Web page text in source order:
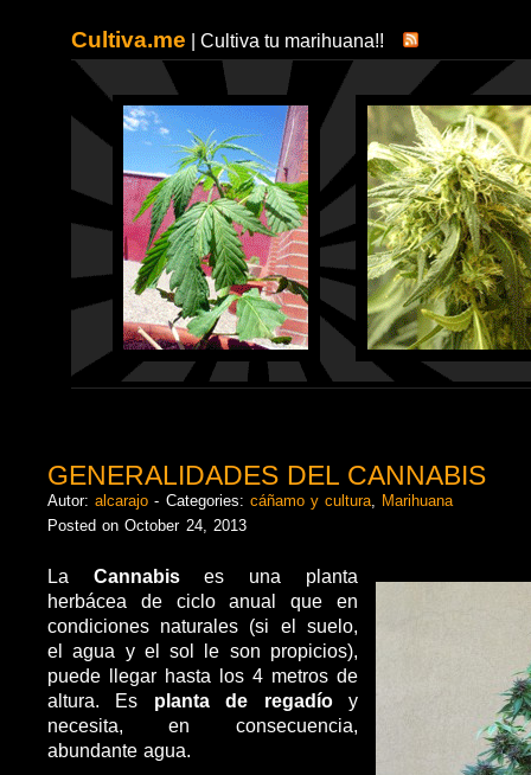
Cultiva.me | Cultiva tu marihuana!!
GENERALIDADES DEL CANNABIS
Autor:alcarajo - Categories: cáñamo y cultura
Marihuana
Posted on October 24, 2013
La Cannabises una planta
herbácea de ciclo anual que en
condiciones naturales (si el suelo,
el agua y el sol le son propicios),
puede llegar hasta los 4 metros de
altura. Es planta de regadíoy
necesita, en consecuencia,
abundante agua.